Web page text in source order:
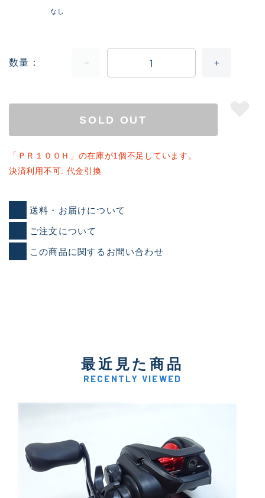
なし
数量
SOLD OUT
「ＰＲ１００Ｈ」の在庫が1個不足しています。
決済利用不可: 代金引換
送料・お届けについて
ご注文について
この商品に関するお問い合わせ
最近見た商品
RECENTLY VIEWED